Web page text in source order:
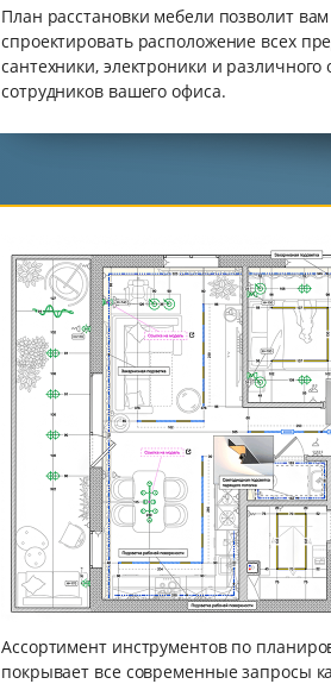
План расстановки мебели позволит вам
спроектировать расположение всех
сантехники, электроники и различного
сотрудников вашего офиса.
Ассортимент инструментов по
покрывает все современные запросы